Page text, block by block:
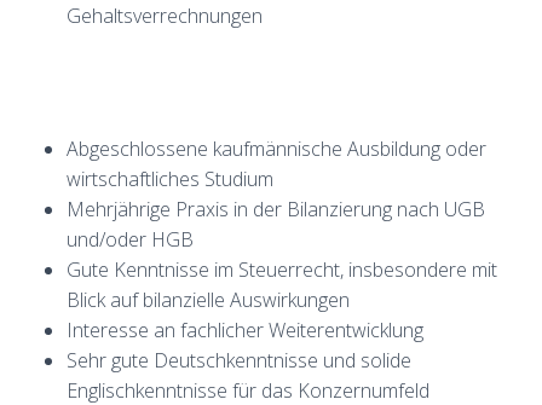
Gehaltsverrechnungen
Abgeschlossene kaufmännische Ausbildung oder
wirtschaftliches Studium
Mehrjährige Praxis in der Bilanzierung nach UGB
und/oder HGB
Gute Kenntnisse im Steuerrecht, insbesondere mit
Blick auf bilanzielle Auswirkungen
Interesse an fachlicher Weiterentwicklung
Sehr gute Deutschkenntnisse und solide
Englischkenntnisse für das Konzernumfeld